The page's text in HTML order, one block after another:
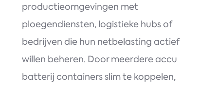
productieomgevingen met
ploegendiensten, logistieke hubs of
bedrijven die hun netbelasting actief
willen beheren. Door meerdere accu
batterij containers slim te koppelen,